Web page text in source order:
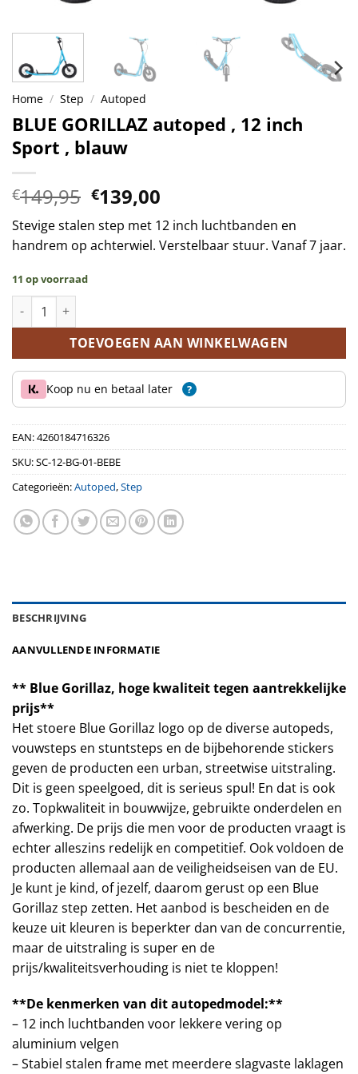
Home / Step / Autoped
BLUE GORILLAZ autoped , 12 inch
Sport , blauw
€149,95 Oorspronkelijke
prijs
was:
€149,95.
€139,00
prijs
is:
€139,00.
Stevige stalen step met 12 inch luchtbanden en
handrem op achterwiel. Verstelbaar stuur. Vanaf 7 jaar.
11 op voorraad
BLUE GORILLAZ autoped , 12 inch Sport , blauw aantal
TOEVOEGEN AAN WINKELWAGEN
Koop nu en betaal later ?
EAN:4260184716326
SKU:SC-12-BG-01-BEBE
Categorieën:Autoped,Step
BESCHRIJVING
AANVULLENDE INFORMATIE
** Blue Gorillaz, hoge kwaliteit tegen aantrekkelijke
prijs**
Het stoere Blue Gorillaz logo op de diverse autopeds,
vouwsteps en stuntsteps en de bijbehorende stickers
geven de producten een urban, streetwise uitstraling.
Dit is geen speelgoed, dit is serieus spul! En dat is ook
zo. Topkwaliteit in bouwwijze, gebruikte onderdelen en
afwerking. De prijs die men voor de producten vraagt is
echter alleszins redelijk en competitief. Ook voldoen de
producten allemaal aan de veiligheidseisen van de EU.
Je kunt je kind, of jezelf, daarom gerust op een Blue
Gorillaz step zetten. Het aanbod is bescheiden en de
keuze uit kleuren is beperkter dan van de concurrentie,
maar de uitstraling is super en de
prijs/kwaliteitsverhouding is niet te kloppen!
**De kenmerken van dit autopedmodel:**
– 12 inch luchtbanden voor lekkere vering op
aluminium velgen
– Stabiel stalen frame met meerdere slagvaste laklagen